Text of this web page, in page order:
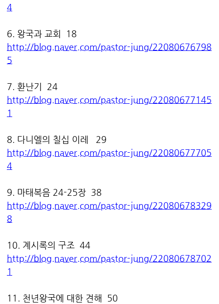
4
6. 왕국과 교회 18
http://blog.naver.com/pastor-jung/22080676798
5
7. 환난기 24
http://blog.naver.com/pastor-jung/22080677145
1
8. 다니엘의 칠십 이레 29
http://blog.naver.com/pastor-jung/22080677705
4
9. 마태복음 24-25장 38
http://blog.naver.com/pastor-jung/22080678329
8
10. 계시록의 구조 44
http://blog.naver.com/pastor-jung/22080678702
1
11. 천년왕국에 대한 견해 50